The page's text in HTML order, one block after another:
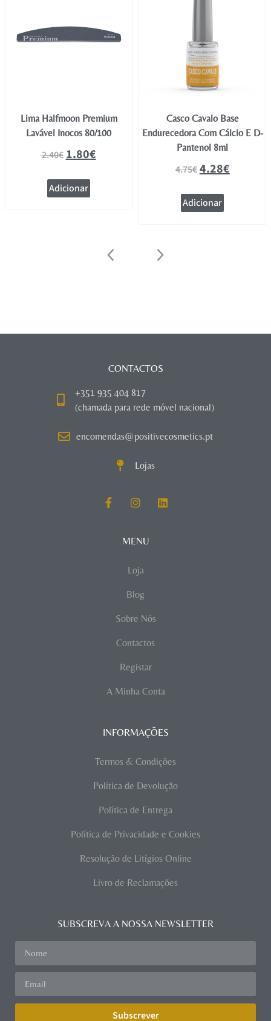
Lima Halfmoon Premium
Lavável Inocos 80/100
2.40€1.80€
Adicionar
Casco Cavalo Base
Endurecedora Com Cálcio E D-
Pantenol 8ml
4.75€4.28€
Adicionar
CONTACTOS
+351 935 404 817
(chamada para rede móvel nacional)
encomendas@positivecosmetics.pt
Lojas
MENU
Loja
Blog
Sobre Nós
Contactos
Registar
A Minha Conta
INFORMAÇÕES
Termos & Condições
Política de Devolução
Política de Entrega
Política de Privacidade e Cookies
Resolução de Litígios Online
Livro de Reclamações
SUBSCREVA A NOSSA NEWSLETTER
Subscrever